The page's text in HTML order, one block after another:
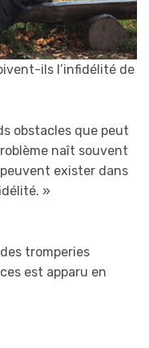
ils l’infidélité de
obstacles que peut
naît souvent
exister dans
»
tromperies
est apparu en